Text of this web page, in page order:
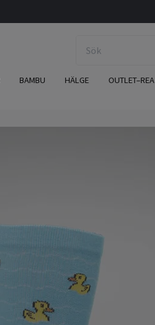
BAMBU HÄLGE OUTLET–REA